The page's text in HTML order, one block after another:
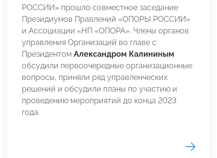
РОССИИ» прошло совместное заседание
Президиумов Правлений «ОПОРЫ РОССИИ»
и Ассоциации «НП «ОПОРА». Члены органов
управления Организаций во главе с
Президентом Александром Калининым
обсудили первоочередные организационные
вопросы, приняли ряд управленческих
решений и обсудили планы по участию и
проведению мероприятий до конца 2023
года.